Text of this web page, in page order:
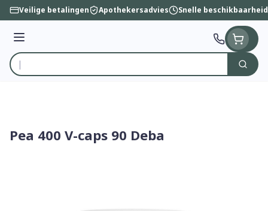
Ga naar de inhoud
Veilige betalingen Apothekersadvies Snelle beschikbaarheid
Menu
Product, merk, categorie...
Zoek
Pea 400 V-caps 90 Deba